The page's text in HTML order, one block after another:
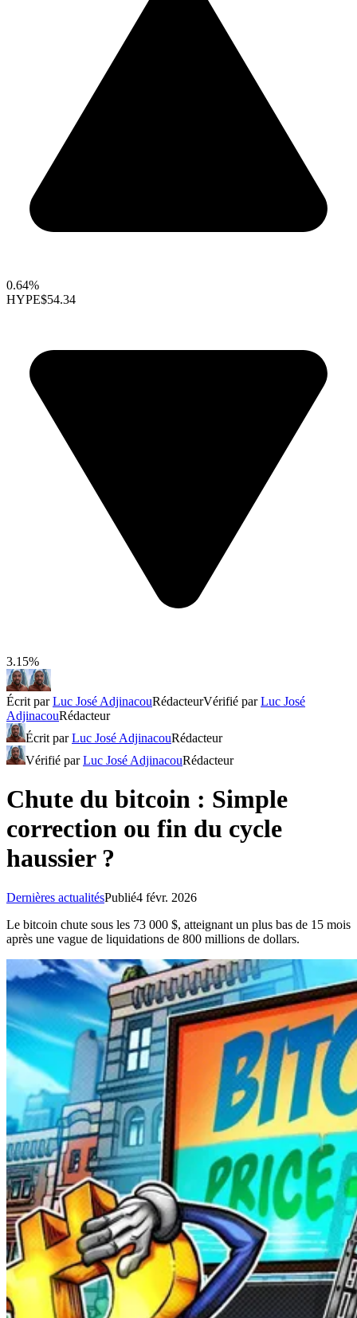
0.64%
HYPE$54.34
3.15%
Écrit parLuc José AdjinacouRédacteurVérifié parLuc José
AdjinacouRédacteur
Écrit parLuc José AdjinacouRédacteur
Vérifié parLuc José AdjinacouRédacteur
Chute du bitcoin : Simple
correction ou fin du cycle
haussier ?
Dernières actualitésPublié4 févr. 2026
Le bitcoin chute sous les 73 000 $, atteignant un plus bas de 15 mois
après une vague de liquidations de 800 millions de dollars.